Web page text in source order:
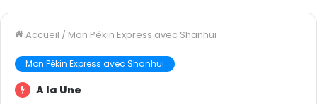
Accueil / Mon Pékin Express avec Shanhui
Mon Pékin Express avec Shanhui
A la Une